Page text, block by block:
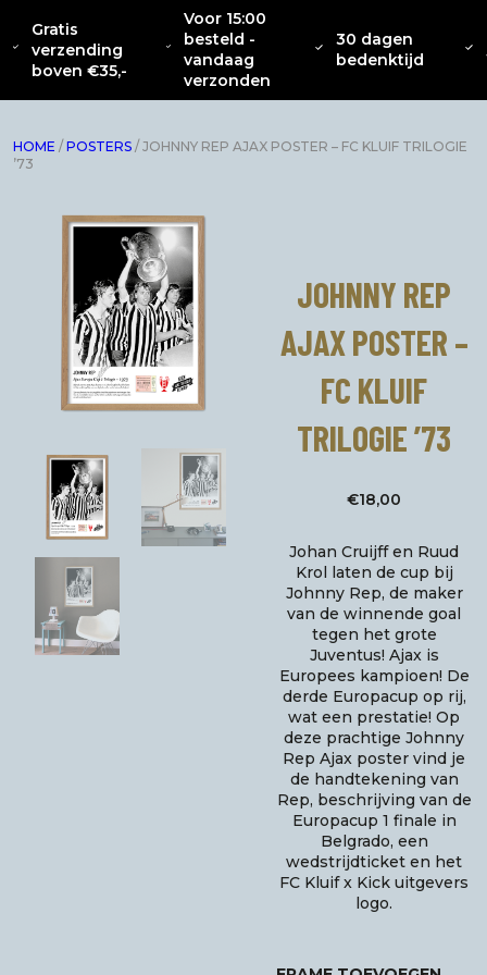
Gratis
verzending
boven €35,-
Voor 15:00
besteld -
vandaag
verzonden
30 dagen
bedenktijd
OVER
ONS
NIEUW
CATENACCIO
COLLECTIE
KLEDING INTERIEUR
HOME / POSTERS / JOHNNY REP AJAX POSTER – FC KLUIF TRILOGIE
’73
JOHNNY REP
AJAX POSTER –
FC KLUIF
TRILOGIE ’73
€18,00
Johan Cruijff en Ruud
Krol laten de cup bij
Johnny Rep, de maker
van de winnende goal
tegen het grote
Juventus! Ajax is
Europees kampioen! De
derde Europacup op rij,
wat een prestatie! Op
deze prachtige Johnny
Rep Ajax poster vind je
de handtekening van
Rep, beschrijving van de
Europacup 1 finale in
Belgrado, een
wedstrijdticket en het
FC Kluif x Kick uitgevers
logo.